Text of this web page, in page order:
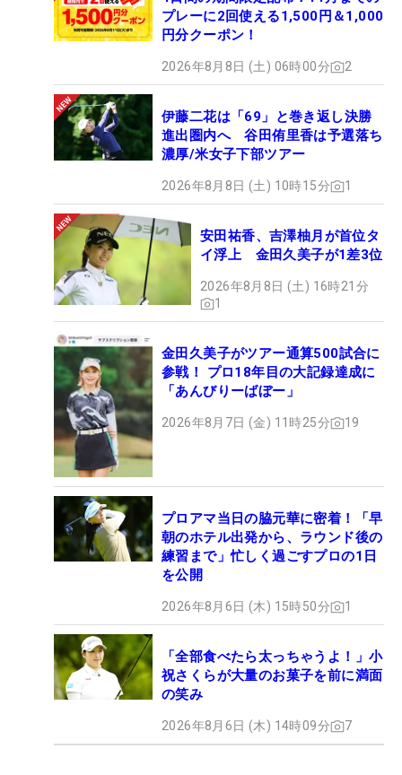
プレーに2回使える1,500円＆1,000
円分クーポン！
2026年8月8日 (土) 06時00分 2
伊藤二花は「69」と巻き返し決勝
進出圏内へ 谷田侑里香は予選落ち
濃厚/米女子下部ツアー
2026年8月8日 (土) 10時15分 1
安田祐香、吉澤柚月が首位タ
イ浮上 金田久美子が1差3位
2026年8月8日 (土) 16時21分
1
金田久美子がツアー通算500試合に
参戦！ プロ18年目の大記録達成に
「あんびりーばぼー」
2026年8月7日 (金) 11時25分 19
プロアマ当日の脇元華に密着！「早
朝のホテル出発から、ラウンド後の
練習まで」忙しく過ごすプロの1日
を公開
2026年8月6日 (木) 15時50分 1
「全部食べたら太っちゃうよ！」小
祝さくらが大量のお菓子を前に満面
の笑み
2026年8月6日 (木) 14時09分 7